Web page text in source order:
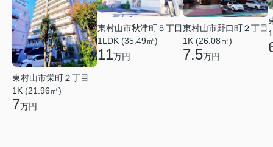
東村山市栄町２丁目
1K (21.96㎡)
7万円
東村山市秋津町５丁目
1LDK (35.49㎡)
11万円
東村山市野口町２丁目
1K (26.08㎡)
7.5万円